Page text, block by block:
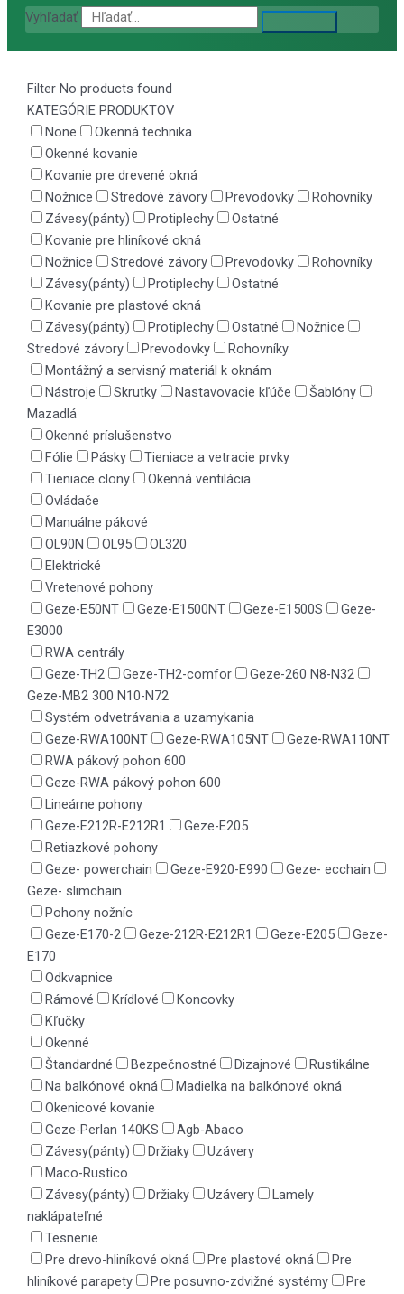
Vyhľadať
FilterNo products found
KATEGÓRIE PRODUKTOV
None
Okenná technika
Okenné kovanie
Kovanie pre drevené okná
Nožnice
Stredové závory Prevodovky
Rohovníky
Závesy(pánty)
Protiplechy
Ostatné
Kovanie pre hliníkové okná
Nožnice
Stredové závory Prevodovky
Rohovníky
Závesy(pánty)
Protiplechy
Ostatné
Kovanie pre plastové okná
Závesy(pánty)
Protiplechy Ostatné
Nožnice
Stredové závory
Prevodovky
Rohovníky
Montážný a servisný materiál k oknám
Nástroje
Skrutky Nastavovacie kľúče
Šablóny
Mazadlá
Okenné príslušenstvo
Fólie
Pásky
Tieniace a vetracie prvky
Tieniace clony
Okenná ventilácia
Ovládače
Manuálne pákové
OL90N
OL95
OL320
Elektrické
Vretenové pohony
Geze-E50NT
Geze-E1500NT Geze-E1500S
Geze-
E3000
RWA centrály
Geze-TH2
Geze-TH2-comfor
Geze-260 N8-N32
Geze-MB2 300 N10-N72
Systém odvetrávania a uzamykania
Geze-RWA100NT
Geze-RWA105NT
Geze-RWA110NT
RWA pákový pohon 600
Geze-RWA pákový pohon 600
Lineárne pohony
Geze-E212R-E212R1
Geze-E205
Retiazkové pohony
Geze- powerchain
Geze-E920-E990
Geze- ecchain
Geze- slimchain
Pohony nožníc
Geze-E170-2
Geze-212R-E212R1 Geze-E205
Geze-
E170
Odkvapnice
Rámové
Krídlové
Koncovky
Kľučky
Okenné
Štandardné
Bezpečnostné Dizajnové
Rustikálne
Na balkónové okná
Madielka na balkónové okná
Okenicové kovanie
Geze-Perlan 140KS
Agb-Abaco
Závesy(pánty)
Držiaky
Uzávery
Maco-Rustico
Závesy(pánty)
Držiaky Uzávery
Lamely
naklápateľné
Tesnenie
Pre drevo-hliníkové okná
Pre plastové okná
Pre
hliníkové parapety
Pre posuvno-zdvižné systémy
Pre